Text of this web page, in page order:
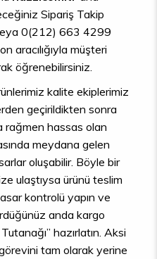
Sipariş Takip
0(212) 663 4299
aracılığıyla müşteri
öğrenebilirsiniz.
kalite ekiplerimiz
geçirildikten sonra
rağmen hassas olan
meydana gelen
oluşabilir. Böyle bir
ulaştıysa ürünü teslim
kontrolü yapın ve
anda kargo
hazırlatın. Aksi
tam olarak yerine